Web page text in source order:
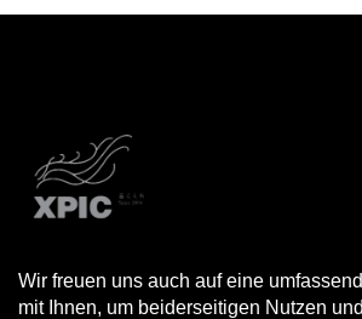
Wir freuen uns auch auf eine
mit Ihnen, um beiderseitigen Nutzen